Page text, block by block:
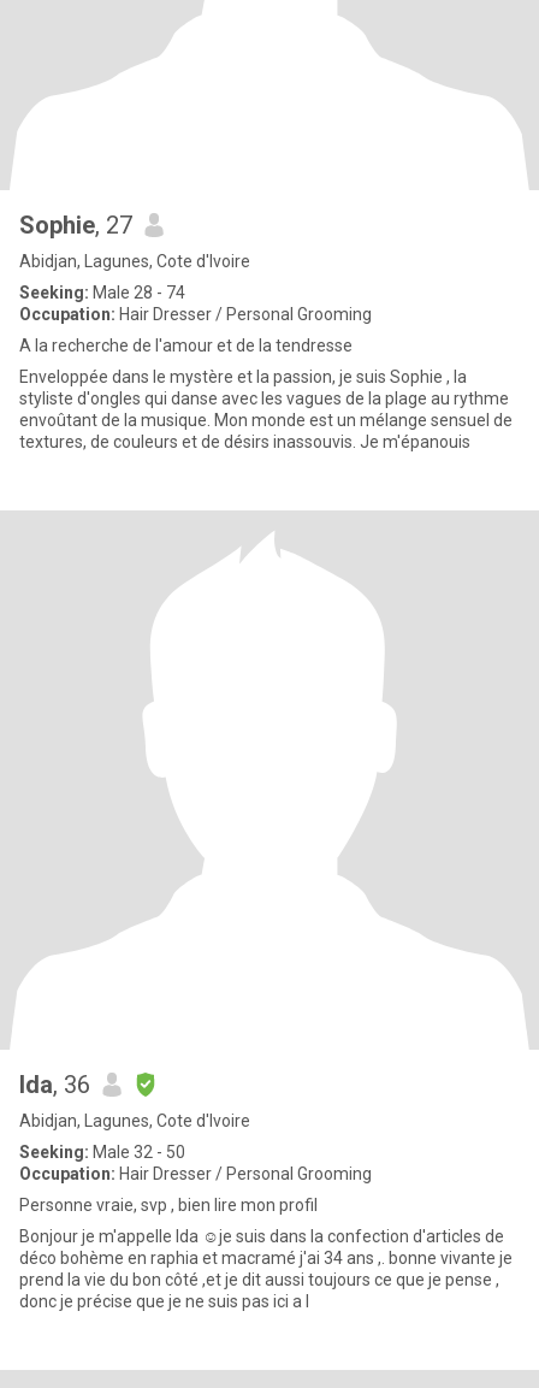
Sophie, 27
Abidjan, Lagunes, Cote d'Ivoire
Seeking: Male 28 - 74
Occupation: Hair Dresser / Personal Grooming
A la recherche de l'amour et de la tendresse
Enveloppée dans le mystère et la passion, je suis Sophie , la
styliste d'ongles qui danse avec les vagues de la plage au rythme
envoûtant de la musique. Mon monde est un mélange sensuel de
textures, de couleurs et de désirs inassouvis. Je m'épanouis
Ida, 36
Abidjan, Lagunes, Cote d'Ivoire
Seeking: Male 32 - 50
Occupation: Hair Dresser / Personal Grooming
Personne vraie, svp , bien lire mon profil
Bonjour je m'appelle Ida ☺️je suis dans la confection d'articles de
déco bohème en raphia et macramé j'ai 34 ans ,. bonne vivante je
prend la vie du bon côté ,et je dit aussi toujours ce que je pense ,
donc je précise que je ne suis pas ici a l